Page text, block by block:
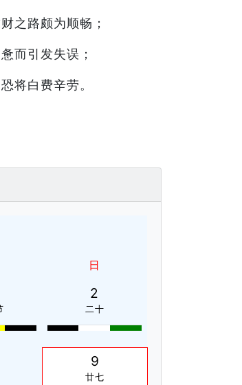
之路颇为顺畅；
而引发失误；
将白费辛劳。
日
2
二十
9
廿七